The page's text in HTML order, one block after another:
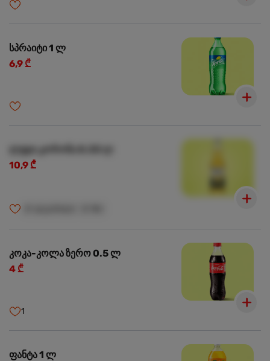
სპრაიტი 1 ლ
6,9 ₾
ლუდი კორონა 0.33 ლ
10,9 ₾
კოკა-კოლა ზერო 0.5 ლ
4 ₾
1
ფანტა 1 ლ